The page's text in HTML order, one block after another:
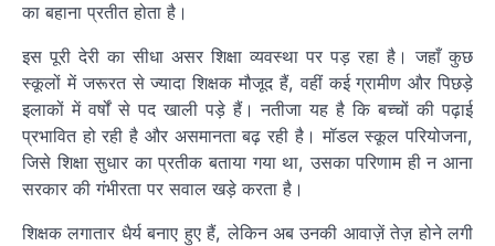
का बहाना प्रतीत होता है।
इस पूरी देरी का सीधा असर शिक्षा व्यवस्था पर पड़ रहा है। जहाँ कुछ
स्कूलों में जरूरत से ज्यादा शिक्षक मौजूद हैं, वहीं कई ग्रामीण और पिछड़े
इलाकों में वर्षों से पद खाली पड़े हैं। नतीजा यह है कि बच्चों की पढ़ाई
प्रभावित हो रही है और असमानता बढ़ रही है। मॉडल स्कूल परियोजना,
जिसे शिक्षा सुधार का प्रतीक बताया गया था, उसका परिणाम ही न आना
सरकार की गंभीरता पर सवाल खड़े करता है।
शिक्षक लगातार धैर्य बनाए हुए हैं, लेकिन अब उनकी आवाज़ें तेज़ होने लगी